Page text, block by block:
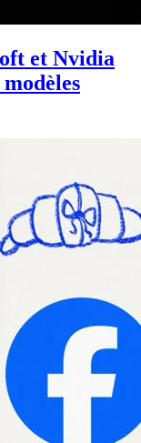
et Nvidia